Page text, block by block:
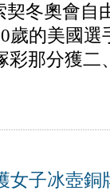
契冬奧會自
歲的美國
彩那分獲二
女子冰壺銅